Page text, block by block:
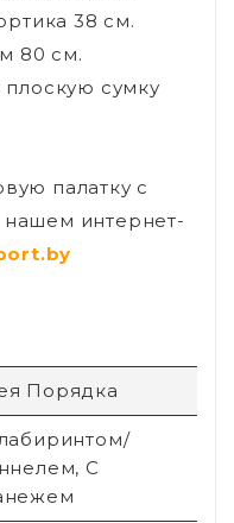
38 см.
80 см.
сумку
палатку с
интернет-
Порядка
С